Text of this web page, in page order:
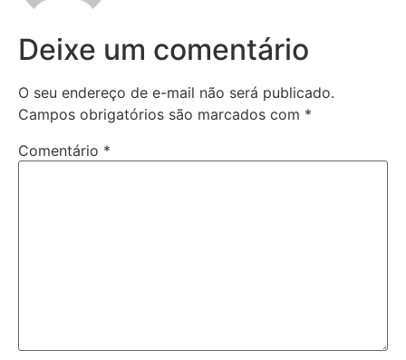
Deixe um comentário
O seu endereço de e-mail não será publicado.
Campos obrigatórios são marcados com *
Comentário *